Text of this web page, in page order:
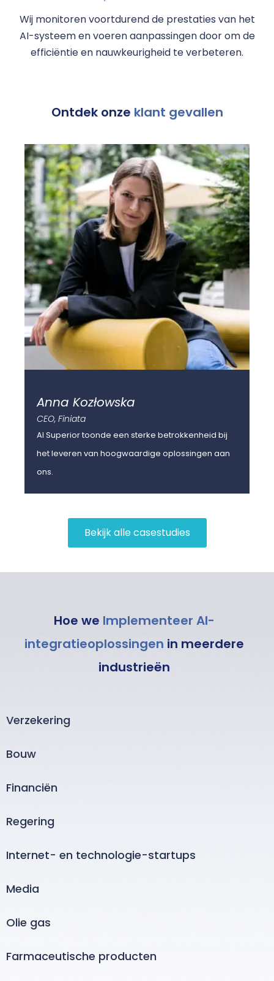
Wij monitoren voortdurend de prestaties van het
AI-systeem en voeren aanpassingen door om de
efficiëntie en nauwkeurigheid te verbeteren.
Ontdek onze klant gevallen
AI Superior toonde een sterke betrokkenheid bij
het leveren van hoogwaardige oplossingen aan
ons.
Anna Kozłowska
CEO, Finiata
Bekijk alle casestudies
Hoe we Implementeer AI-
integratieoplossingen in meerdere
industrieën
Verzekering
Bouw
Financiën
Regering
Internet- en technologie-startups
Media
Olie gas
Farmaceutische producten